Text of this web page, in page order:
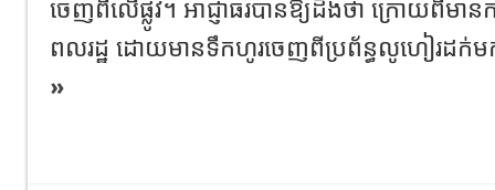
ចេញពីលេីផ្លូវ។ អាជ្ញាធរបានឱ្យដឹងថា ក្រោយពីមាន
ពលរដ្ឋ ដោយមានទឹកហូរចេញពីប្រព័ន្ធលូហៀរដក់ម
»